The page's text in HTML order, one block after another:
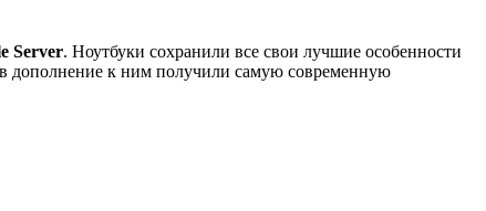
Server. Ноутбуки сохранили все свои лучшие особенности
дополнение к ним получили самую современную